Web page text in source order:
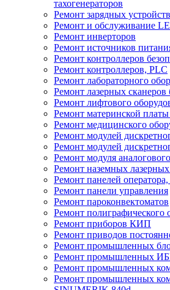
тахогенераторов
Ремонт зарядных устройств
Ремонт и обслуживание
Ремонт инверторов
Ремонт источников
Ремонт контроллеров
Ремонт контроллеров, PLC
Ремонт лабораторного
Ремонт лазерных сканеров
Ремонт лифтового
Ремонт материнской
Ремонт медицинского
Ремонт модулей
Ремонт модулей
Ремонт модуля
Ремонт наземных лазерных
Ремонт панелей
Ремонт панели управления
Ремонт пароконвектоматов
Ремонт полиграфического
Ремонт приборов КИП
Ремонт приводов
Ремонт промышленных
Ремонт промышленных
Ремонт промышленных
Ремонт промышленных